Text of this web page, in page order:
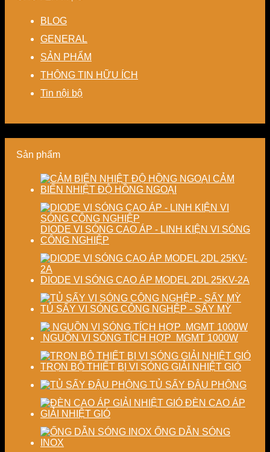
cho
nhà
máy
nâng
thành
chi
phí
sản
năng
chất
lượng
phẩm
kín
thất
thoát
nhiệt
–
Giải
pháp
tiết
kiệm
lượng
định
lượng
sấy
nghiệp
BLOG
GENERAL
SẢN PHẨM
THÔNG TIN HỮU ÍCH
Tin nội bộ
Sản phẩm
CẢM
BIẾN NHIỆT ĐỘ HỒNG NGOẠI
DIODE VI SÓNG CAO ÁP - LINH KIỆN VI SÓNG
CÔNG NGHIỆP
DIODE VI SÓNG CAO ÁP MODEL 2DL 25KV-2A
TỦ SẤY VI SÓNG CÔNG NGHỆP - SẤY MỲ
NGUỒN VI SÓNG TÍCH HỢP MGMT 1000W
TRỌN BỘ THIẾT BỊ VI SÓNG GIẢI NHIỆT GIÓ
TỦ SẤY ĐẬU PHỘNG
ĐÈN CAO ÁP
GIẢI NHIỆT GIÓ
ỐNG DẪN SÓNG
INOX